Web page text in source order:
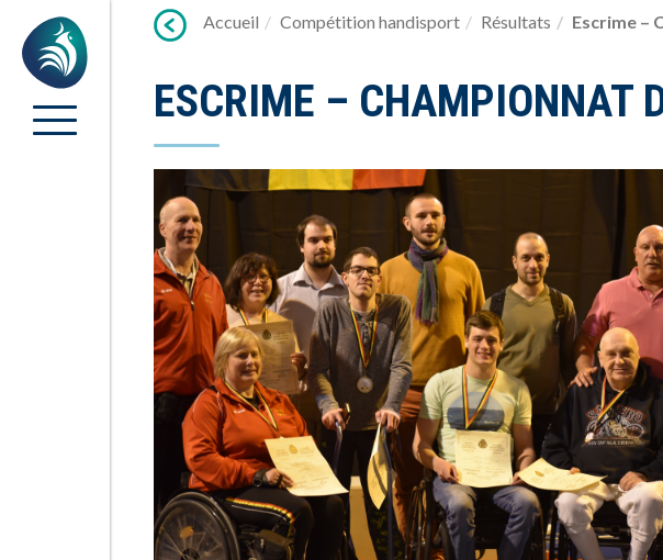
Accueil Compétition handisport Résultats Escrime –
ESCRIME – CHAMPIONNAT